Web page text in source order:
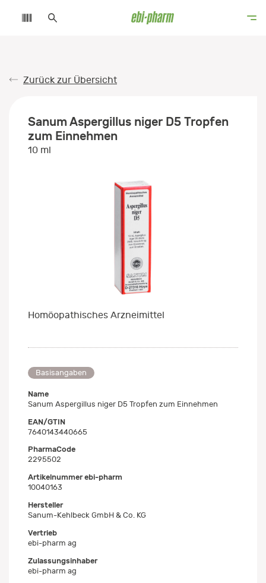
Zurück zur Übersicht
Sanum Aspergillus niger D5 Tropfen
zum Einnehmen
10 ml
Homöopathisches Arzneimittel
Basisangaben
Name
Sanum Aspergillus niger D5 Tropfen zum Einnehmen
EAN/GTIN
7640143440665
PharmaCode
2295502
Artikelnummer ebi-pharm
10040163
Hersteller
Sanum-Kehlbeck GmbH & Co. KG
Vertrieb
ebi-pharm ag
Zulassungsinhaber
ebi-pharm ag